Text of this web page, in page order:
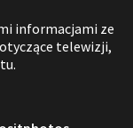
informacjami ze
telewizji,